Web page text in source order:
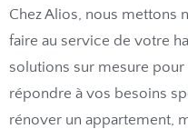
Chez Alios, nous mettons
faire au service de votre
solutions sur mesure
répondre à vos besoins
rénover un appartement,